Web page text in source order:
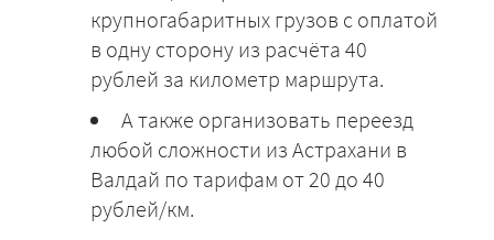
крупногабаритных грузов с оплатой
в одну сторону из расчёта 40
рублей за километр маршрута.
А также организовать переезд
любой сложности из Астрахани в
Валдай по тарифам от 20 до 40
рублей/км.